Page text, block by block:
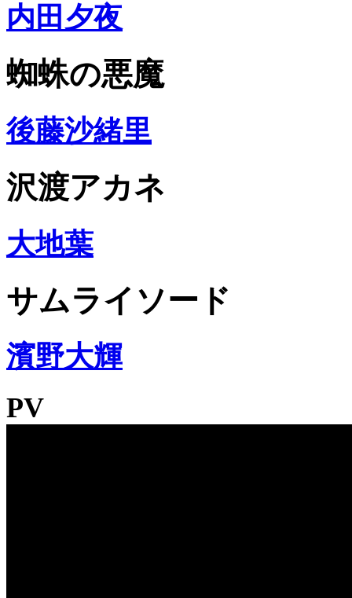
内田夕夜
蜘蛛の悪魔
後藤沙緒里
沢渡アカネ
大地葉
サムライソード
濱野大輝
PV